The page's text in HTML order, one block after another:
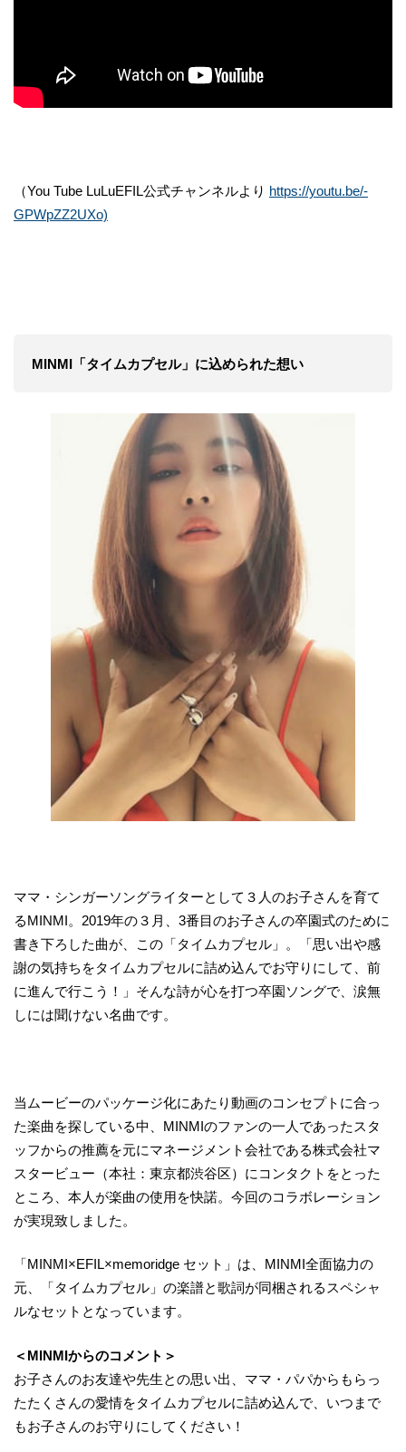
（You Tube LuLuEFIL公式チャンネルより https://youtu.be/-
GPWpZZ2UXo)
MINMI「タイムカプセル」に込められた想い
ママ・シンガーソングライターとして３人のお子さんを育て
るMINMI。2019年の３月、3番目のお子さんの卒園式のために
書き下ろした曲が、この「タイムカプセル」。「思い出や感
謝の気持ちをタイムカプセルに詰め込んでお守りにして、前
に進んで行こう！」そんな詩が心を打つ卒園ソングで、涙無
しには聞けない名曲です。
当ムービーのパッケージ化にあたり動画のコンセプトに合っ
た楽曲を探している中、MINMIのファンの一人であったスタ
ッフからの推薦を元にマネージメント会社である株式会社マ
スタービュー（本社：東京都渋谷区）にコンタクトをとった
ところ、本人が楽曲の使用を快諾。今回のコラボレーション
が実現致しました。
「MINMI×EFIL×memoridge セット」は、MINMI全面協力の
元、「タイムカプセル」の楽譜と歌詞が同梱されるスペシャ
ルなセットとなっています。
＜MINMIからのコメント＞
お子さんのお友達や先生との思い出、ママ・パパからもらっ
たたくさんの愛情をタイムカプセルに詰め込んで、いつまで
もお子さんのお守りにしてください！